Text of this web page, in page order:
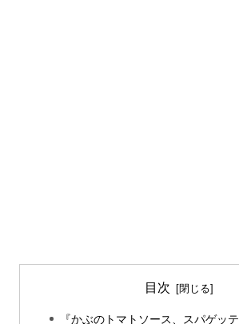
目次
『かぶのトマトソース、スパゲッ